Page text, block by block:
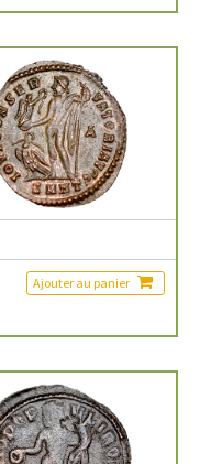
Ajouter au panier